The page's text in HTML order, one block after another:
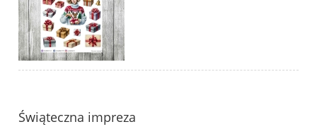
Świąteczna impreza